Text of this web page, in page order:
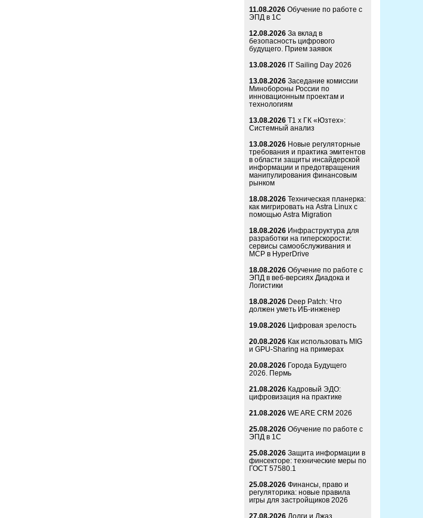
11.08.2026 Обучение по работе с
ЭПД в 1С
12.08.2026 За вклад в
безопасность цифрового
будущего. Прием заявок
13.08.2026 IT Sailing Day 2026
13.08.2026 Заседание комиссии
Минобороны России по
инновационным проектам и
технологиям
13.08.2026 Т1 x ГК «Юзтех»:
Системный анализ
13.08.2026 Новые регуляторные
требования и практика эмитентов
в области защиты инсайдерской
информации и предотвращения
манипулирования финансовым
рынком
18.08.2026 Техническая планерка:
как мигрировать на Astra Linux с
помощью Astra Migration
18.08.2026 Инфраструктура для
разработки на гиперскорости:
сервисы самообслуживания и
MCP в HyperDrive
18.08.2026 Обучение по работе с
ЭПД в веб-версиях Диадока и
Логистики
18.08.2026 Deep Patch: Что
должен уметь ИБ-инженер
19.08.2026 Цифровая зрелость
20.08.2026 Как использовать MIG
и GPU-Sharing на примерах
20.08.2026 Города Будущего
2026. Пермь
21.08.2026 Кадровый ЭДО:
цифровизация на практике
21.08.2026 WE ARE CRM 2026
25.08.2026 Обучение по работе с
ЭПД в 1С
25.08.2026 Защита информации в
финсекторе: технические меры по
ГОСТ 57580.1
25.08.2026 Финансы, право и
регуляторика: новые правила
игры для застройщиков 2026